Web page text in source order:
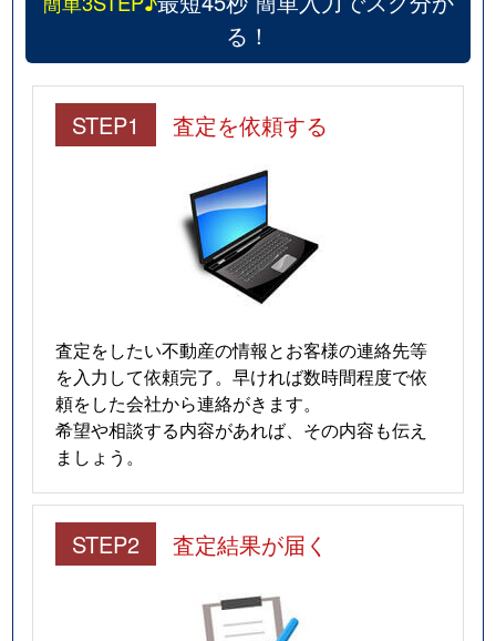
る！
STEP1 査定を依頼する
査定をしたい不動産の情報とお客様の連絡先等
を入力して依頼完了。早ければ数時間程度で依
頼をした会社から連絡がきます。
希望や相談する内容があれば、その内容も伝え
ましょう。
STEP2 査定結果が届く